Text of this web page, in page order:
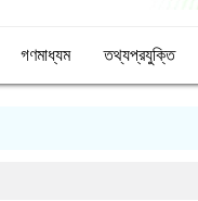
গণমাধ্যম তথ্যপ্রযুক্তি